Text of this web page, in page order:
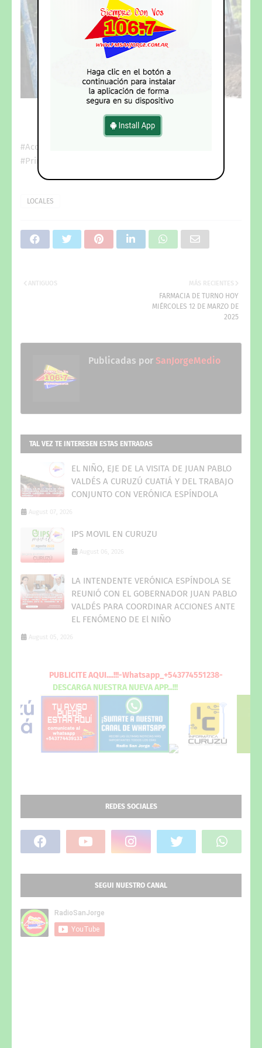
#AccesoOeste #Obras #CuruzuCuatia
#PrimerPuebloPatrio
LOCALES
MÁS RECIENTES
FARMACIA DE TURNO HOY
MIÉRCOLES 12 DE MARZO DE
2025
ANTIGUOS
Publicadas por SanJorgeMedio
TAL VEZ TE INTERESEN ESTAS ENTRADAS
EL NIÑO, EJE DE LA VISITA DE JUAN PABLO
VALDÉS A CURUZÚ CUATIÁ Y DEL TRABAJO
CONJUNTO CON VERÓNICA ESPÍNDOLA
August 07, 2026
IPS MOVIL EN CURUZU
August 06, 2026
LA INTENDENTE VERÓNICA ESPÍNDOLA SE
REUNIÓ CON EL GOBERNADOR JUAN PABLO
VALDÉS PARA COORDINAR ACCIONES ANTE
EL FENÓMENO DE El NIÑO
August 05, 2026
PUBLICITEAQUI....!!!-Whatsapp_+543774551238-
DESCARGANUESTRA NUEVAAPP...!!!
REDES SOCIALES
SEGUI NUESTRO CANAL